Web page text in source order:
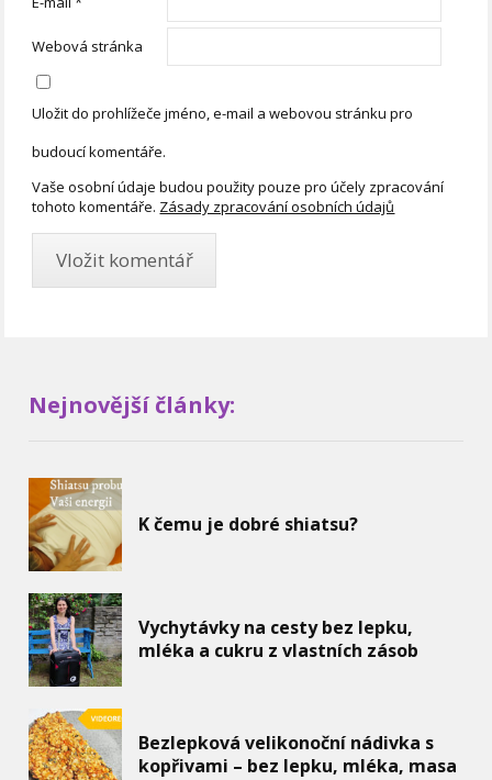
Webová stránka
Uložit do prohlížeče jméno, e-mail a webovou stránku pro
budoucí komentáře.
Vaše osobní údaje budou použity pouze pro účely zpracování
tohoto komentáře. Zásady zpracování osobních údajů
Nejnovější články:
K čemu je dobré shiatsu?
Vychytávky na cesty bez lepku,
mléka a cukru z vlastních zásob
Bezlepková velikonoční nádivka s
kopřivami – bez lepku, mléka, masa